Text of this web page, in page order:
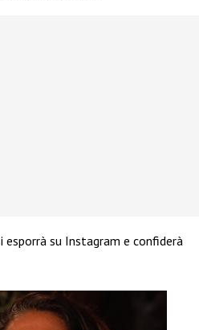
esporrà su Instagram e confiderà